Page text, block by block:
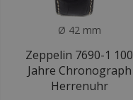
Ø 42 mm
Zeppelin 7690-1 100
Jahre Chronograph
Herrenuhr